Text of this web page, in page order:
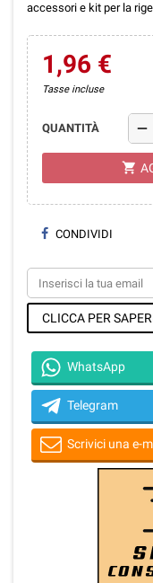
accessori e kit per la
1,96 €
Tasse incluse
QUANTITÀ remove
shopping_cart
CONDIVIDI
CLICCA PER
WhatsApp
Telegram
Scrivici una e-